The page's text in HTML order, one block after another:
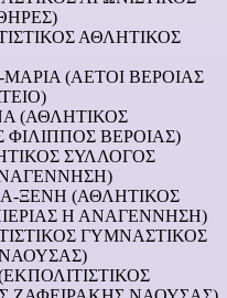
ΑΘΛΗΤΙΚΟΣ
(ΑΕΤΟΙ ΒΕΡΟΙΑΣ
(ΑΘΛΗΤΙΚΟΣ
ΦΙΛΙΠΠΟΣ ΒΕΡΟΙΑΣ)
ΣΥΛΛΟΓΟΣ
ΞΕΝΗ (ΑΘΛΗΤΙΚΟΣ
Η ΑΝΑΓΕΝΝΗΣΗ)
ΓΥΜΝΑΣΤΙΚΟΣ